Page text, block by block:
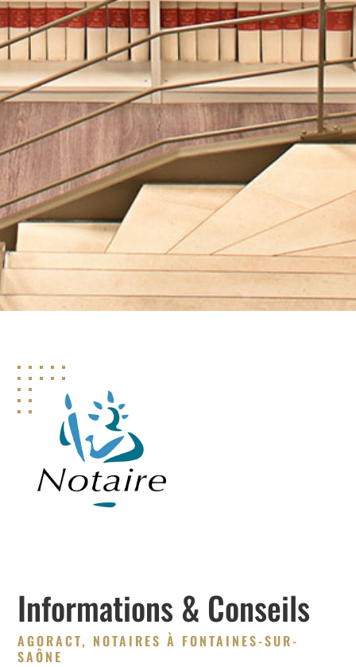
Informations & Conseils
AGORACT, NOTAIRES À FONTAINES-SUR-
SAÔNE